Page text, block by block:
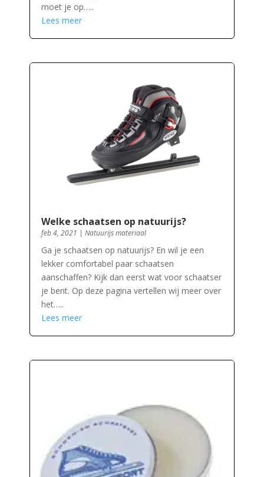
moet je op…..
Lees meer
Welke schaatsen op natuurijs?
feb 4, 2021 | Natuurijs materiaal
Ga je schaatsen op natuurijs? En wil je een
lekker comfortabel paar schaatsen
aanschaffen? Kijk dan eerst wat voor schaatser
je bent. Op deze pagina vertellen wij meer over
het…..
Lees meer